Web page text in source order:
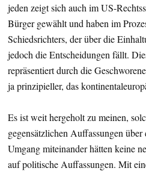
jeden zeigt sich auch im US-
Bürger gewählt und haben im
Schiedsrichters, der über die
jedoch die Entscheidungen fällt.
repräsentiert durch die
ja prinzipieller, das
Es ist weit hergeholt zu meinen,
gegensätzlichen Auffassungen
Umgang miteinander hätten keine
auf politische Auffassungen. Mit